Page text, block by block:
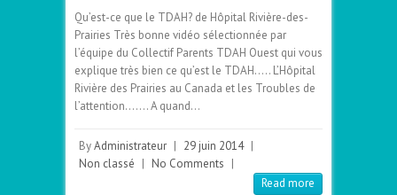
Qu’est-ce que le TDAH? de Hôpital Rivière-des-
Prairies Très bonne vidéo sélectionnée par
l’équipe du Collectif Parents TDAH Ouest qui vous
explique très bien ce qu’est le TDAH….. L’Hôpital
Rivière des Prairies au Canada et les Troubles de
l’attention……. A quand…
ByAdministrateur | 29 juin 2014 |
Non classé | No Comments |
Read more